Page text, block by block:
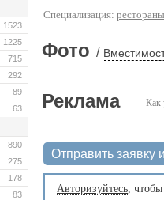
1523
1225
715
292
89
63
890
275
178
83
Специализация: рестораны
Фото /
Как
Реклама
Отправить заявку
Авторизуйтесь,